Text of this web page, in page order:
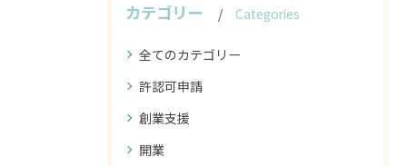
カテゴリー Categories
全てのカテゴリー
許認可申請
創業支援
開業